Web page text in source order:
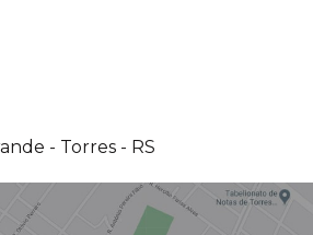
- Torres - RS